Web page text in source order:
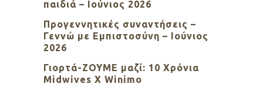
παιδιά – Ιούνιος 2026
Προγεννητικές συναντήσεις –
Γεννώ με Εμπιστοσύνη – Ιούνιος
2026
Γιορτά-ΖΟΥΜΕ μαζί: 10 Χρόνια
Midwives X Winimo